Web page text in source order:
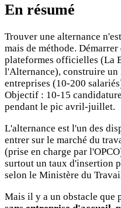
En résumé
Trouver une alternance
mais de méthode.
plateformes officielles (La
l'Alternance), construire
entreprises (10-200
Objectif : 10-15
pendant le pic avril-juillet.
L'alternance est l'un des
entrer sur le marché du
(prise en charge par
surtout un taux d'insertion
selon le Ministère du
Mais il y a un obstacle que